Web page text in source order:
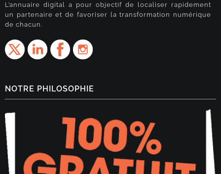
L’annuaire digital a pour objectif de localiser rapidement
un partenaire et de favoriser la transformation numérique
de chacun.
NOTRE PHILOSOPHIE